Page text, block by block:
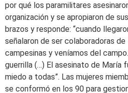
por qué los paramilitares
organización y se apropiaron de
brazos y responde: “cuando
señalaron de ser colaboradoras de
campesinas y veníamos del
guerrilla (…) El asesinato de María
miedo a todas”. Las mujeres
se conformó en los 90 para